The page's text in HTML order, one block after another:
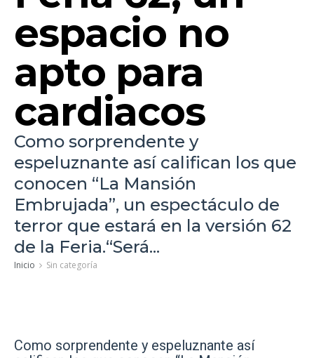
espacio no
apto para
cardiacos
Como sorprendente y
espeluznante así califican los que
conocen “La Mansión
Embrujada”, un espectáculo de
terror que estará en la versión 62
de la Feria.“Será...
Inicio Sin categoría
Como sorprendente y espeluznante así